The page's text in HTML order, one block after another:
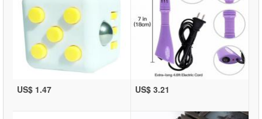
US$ 1.47 US$ 3.21